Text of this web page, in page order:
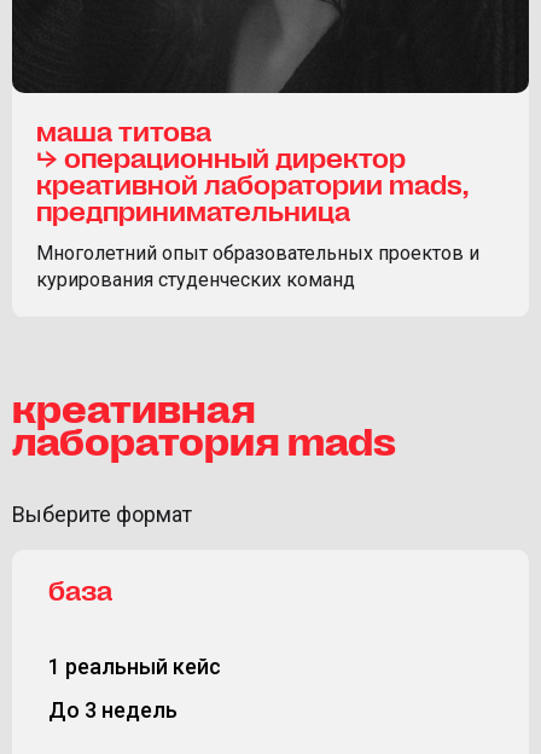
маша титова
⮡ операционный директор
креативной лаборатории mads,
предпринимательница
Многолетний опыт образовательных проектов и
курирования студенческих команд
креативная
лаборатория mads
Выберите формат
база
1 реальный кейс
До 3 недель